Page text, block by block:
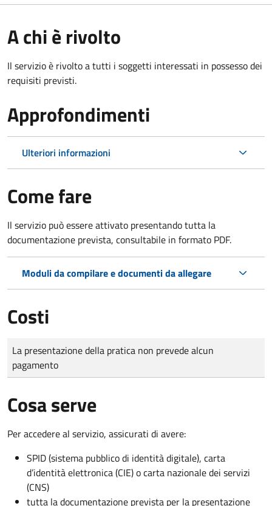
A chi è rivolto
Il servizio è rivolto a tutti i soggetti interessati in possesso dei
requisiti previsti.
Approfondimenti
Ulteriori informazioni
Come fare
Il servizio può essere attivato presentando tutta la
documentazione prevista, consultabile in formato PDF.
Moduli da compilare e documenti da allegare
Costi
Tipo di pagamento
Importo
La presentazione della pratica non prevede alcun
pagamento
Cosa serve
Per accedere al servizio, assicurati di avere:
SPID (sistema pubblico di identità digitale), carta
d’identità elettronica (CIE) o carta nazionale dei servizi
(CNS)
tutta la documentazione prevista per la presentazione